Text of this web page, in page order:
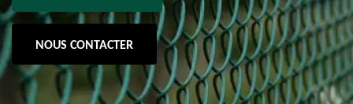
NOUS CONTACTER